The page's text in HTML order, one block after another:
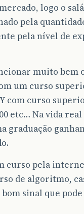
logo o
pela
pela nível de
muito bem
um curso
com curso
etc… Na vida
graduação
curso pela
de algoritmo,
sinal que